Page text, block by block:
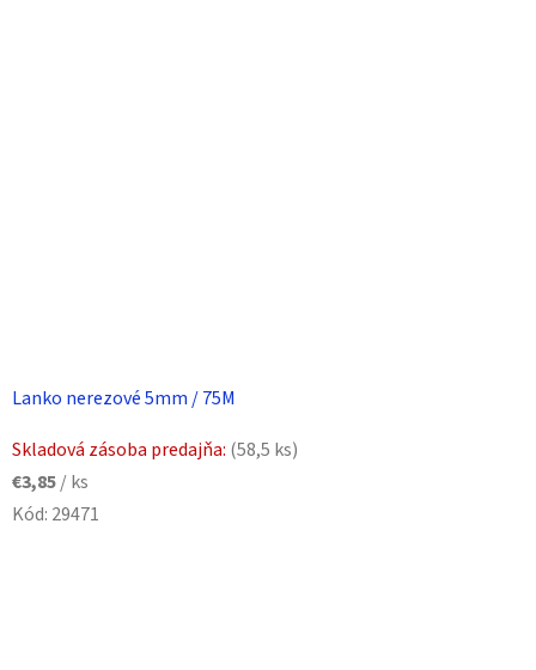
Lanko nerezové 5mm / 75M
Skladová zásoba predajňa: (58,5 ks)
€3,85/ ks
Kód: 29471